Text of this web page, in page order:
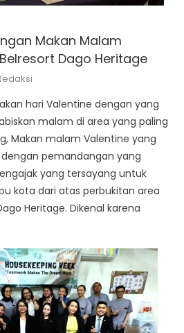
Makan Malam
Dago Heritage
hari Valentine dengan yang
malam di area yang paling
Makan malam Valentine yang
pemandangan yang
yang tersayang untuk
kota dari atas perbukitan area
Heritage. Dikenal karena